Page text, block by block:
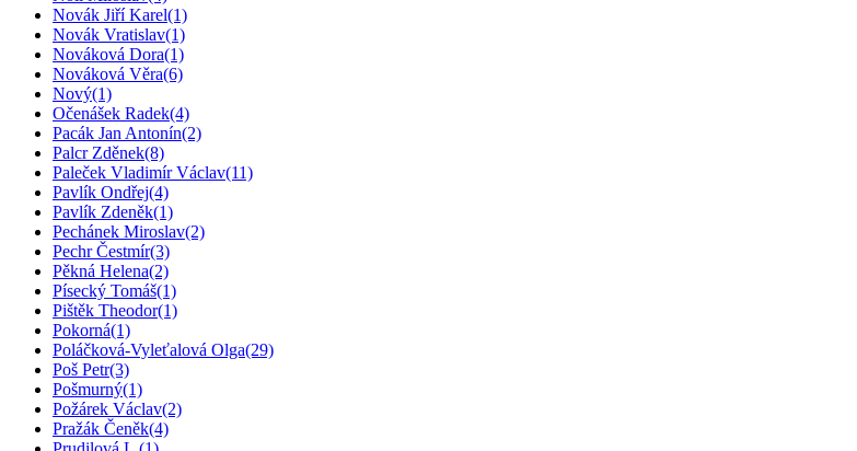
Novák Jiří Karel(1)
Novák Vratislav(1)
Nováková Dora(1)
Nováková Věra(6)
Nový(1)
Očenášek Radek(4)
Pacák Jan Antonín(2)
Palcr Zděnek(8)
Paleček Vladimír Václav(11)
Pavlík Ondřej(4)
Pavlík Zdeněk(1)
Pechánek Miroslav(2)
Pechr Čestmír(3)
Pěkná Helena(2)
Písecký Tomáš(1)
Pištěk Theodor(1)
Pokorná(1)
Poláčková-Vyleťalová Olga(29)
Poš Petr(3)
Pošmurný(1)
Požárek Václav(2)
Pražák Čeněk(4)